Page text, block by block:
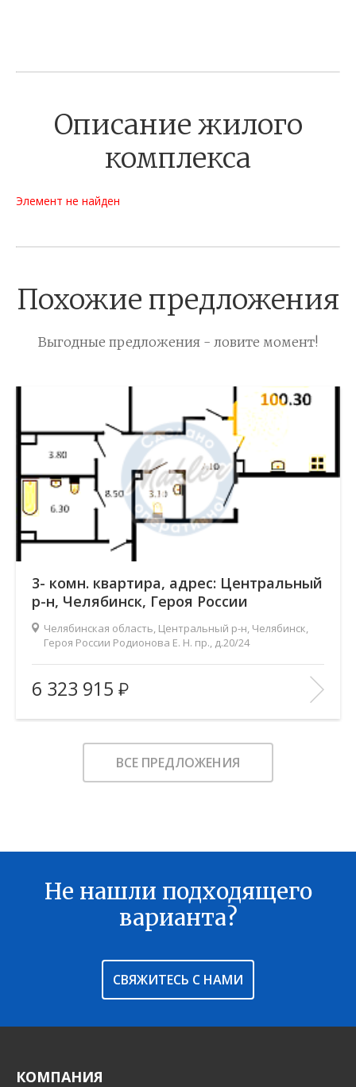
Описание жилого
комплекса
Элемент не найден
Похожие предложения
Выгодные предложения - ловите момент!
3- комн. квартира, адрес: Центральный
р-н, Челябинск, Героя России
Родионова Е. Н. пр., д.20/24
Челябинская область, Центральный р-н, Челябинск,
Героя России Родионова Е. Н. пр., д.20/24
Жилой комплекс:
Ньютон
Количество комнат:
3
Общая площадь:
100.3 м
В ИЗБРАННОЕ
6 323 915
ВСЕ ПРЕДЛОЖЕНИЯ
Не нашли подходящего
варианта?
СВЯЖИТЕСЬ С НАМИ
КОМПАНИЯ